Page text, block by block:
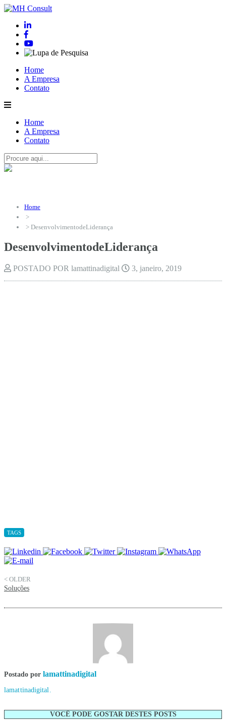
Home
A Empresa
Contato
Home
A Empresa
Contato
Home
>
> DesenvolvimentodeLiderança
DesenvolvimentodeLiderança
POSTADO POR lamattinadigital 3, janeiro, 2019
TAGS
< OLDER
Soluções
Postado por lamattinadigital
lamattinadigital.
VOCÊ PODE GOSTAR DESTES POSTS